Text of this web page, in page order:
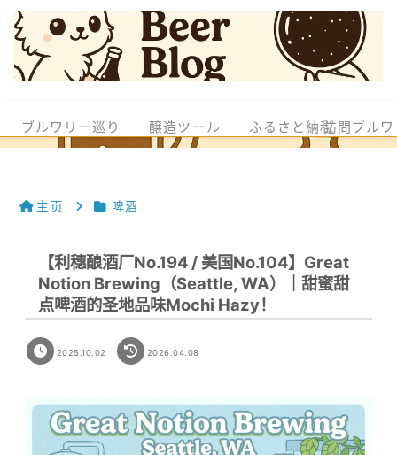
ブルワリー巡り 醸造ツール ふるさと納税訪問ブル
主页 啤酒
【利穗酿酒厂No.194 / 美国No.104】Great
Notion Brewing（Seattle, WA）｜甜蜜甜
点啤酒的圣地品味Mochi Hazy！
2025.10.02 2026.04.08